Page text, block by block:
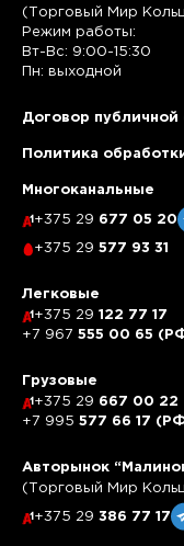
(Торговый Мир
Режим работы:
Вт-Вс: 9:00-15:30
Пн: выходной
Договор
Политика
Многоканальные
+375 29 677 05 20
+375 29 577 93 31
Легковые
+375 29 122 77 17
+7 967 555 00 65
Грузовые
+375 29 667 00 22
+7 995 577 66 17
Авторынок
(Торговый Мир
+375 29 386 77 17